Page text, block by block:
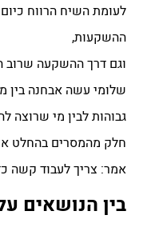
לעומת השיח הרווח
ההשקעות,
וגם דרך ההשקעה שרוב
שלומי עשה אבחנה בין
גבוהות לבין מי שרוצה
חלק מהמסרים בהחלט
אמר: צריך לעבוד קשה
בין הנושאים